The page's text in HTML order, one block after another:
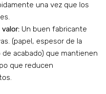
una vez que los
Un buen fabricante
(papel, espesor de la
acabado) que mantienen
que reducen